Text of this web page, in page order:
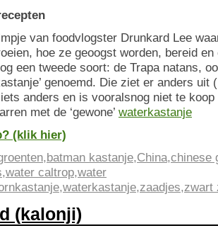
van foodvlogster Drunkard Lee
hoe ze geoogst worden, bereid
een tweede soort: de Trapa natans,
genoemd. Die ziet er anders uit
anders en is vooralsnog niet te koop
met de ‘gewone’ waterkastanje
(klik hier)
,batman kastanje,China,chinese
,water caltrop,water
,waterkastanje,zaadjes,zwart
(kalonji)